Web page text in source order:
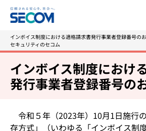
インボイス制度における適格請求書発行事業者登録番号の
セキュリティのセコム
インボイス制度におけ
発行事業者登録番号の
令和５年（2023年）10月1日施行
存方式」（いわゆる「インボイス制